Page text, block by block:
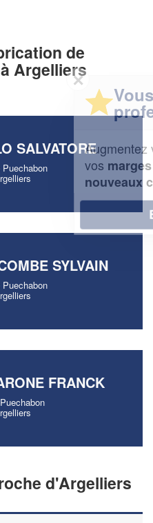
de
Argelliers
SALVATORE
SYLVAIN
FRANCK
d'Argelliers
?
chiffre d'affaireset
en gagnant de
savoir plus